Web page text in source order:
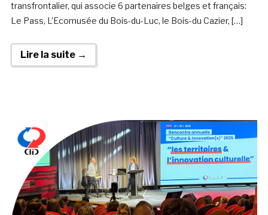
transfrontalier, qui associe 6 partenaires belges et français:
Le Pass, L’Ecomusée du Bois-du-Luc, le Bois-du Cazier, […]
Lire la suite →